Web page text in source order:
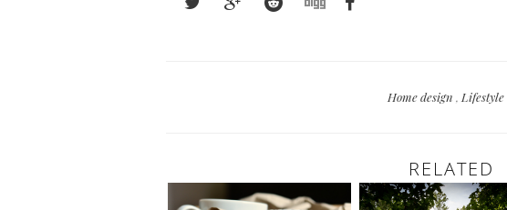
Home design, Lifestyle
RELATED